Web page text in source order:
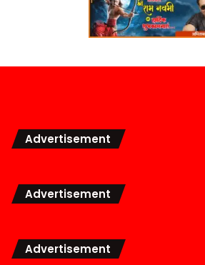
Advertisement
Advertisement
Advertisement